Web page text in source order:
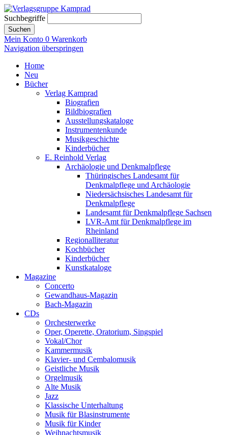
Suchbegriffe
Suchen
Mein Konto 0 Warenkorb
Navigation überspringen
Home
Neu
Bücher
Verlag Kamprad
Biografien
Bildbiografien
Ausstellungskataloge
Instrumentenkunde
Musikgeschichte
Kinderbücher
E. Reinhold Verlag
Archäologie und Denkmalpflege
Thüringisches Landesamt für
Denkmalpflege und Archäologie
Niedersächsisches Landesamt für
Denkmalpflege
Landesamt für Denkmalpflege Sachsen
LVR-Amt für Denkmalpflege im
Rheinland
Regionalliteratur
Kochbücher
Kinderbücher
Kunstkataloge
Magazine
Concerto
Gewandhaus-Magazin
Bach-Magazin
CDs
Orchesterwerke
Oper, Operette, Oratorium, Singspiel
Vokal/Chor
Kammermusik
Klavier- und Cembalomusik
Geistliche Musik
Orgelmusik
Alte Musik
Jazz
Klassische Unterhaltung
Musik für Blasinstrumente
Musik für Kinder
Weihnachtsmusik